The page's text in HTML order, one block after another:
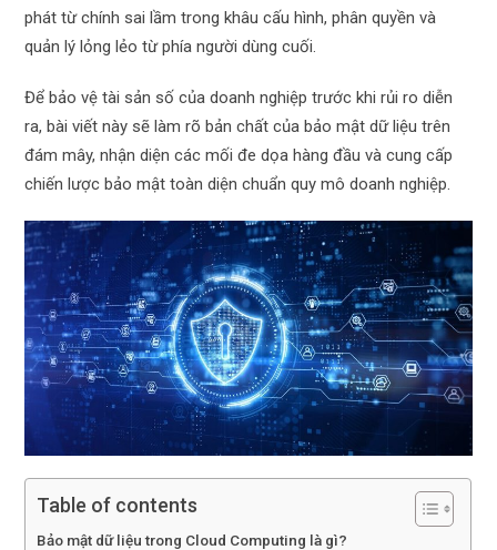
phát từ chính sai lầm trong khâu cấu hình, phân quyền và
quản lý lỏng lẻo từ phía người dùng cuối.
Để bảo vệ tài sản số của doanh nghiệp trước khi rủi ro diễn
ra, bài viết này sẽ làm rõ bản chất của bảo mật dữ liệu trên
đám mây, nhận diện các mối đe dọa hàng đầu và cung cấp
chiến lược bảo mật toàn diện chuẩn quy mô doanh nghiệp.
Table of contents
Bảo mật dữ liệu trong Cloud Computing là gì?